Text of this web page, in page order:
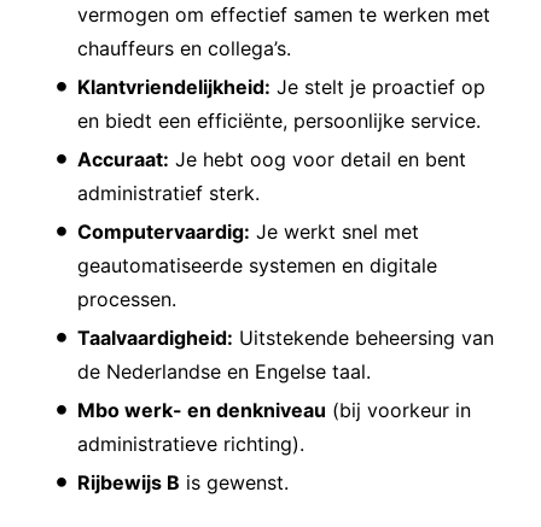
vermogen om effectief samen te werken met
chauffeurs en collega’s.
Klantvriendelijkheid: Je stelt je proactief op
en biedt een efficiënte, persoonlijke service.
Accuraat: Je hebt oog voor detail en bent
administratief sterk.
Computervaardig: Je werkt snel met
geautomatiseerde systemen en digitale
processen.
Taalvaardigheid: Uitstekende beheersing van
de Nederlandse en Engelse taal.
Mbo werk- en denkniveau (bij voorkeur in
administratieve richting).
Rijbewijs B is gewenst.